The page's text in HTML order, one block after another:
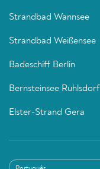
Strandbad Wannsee
Strandbad Weißensee
Badeschiff Berlin
Bernsteinsee Ruhlsdorf
Elster-Strand Gera